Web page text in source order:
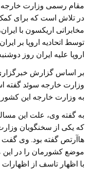
مقام رسمی وزارت خارجه
در تلاش است که برای
مخابراتی اریکسون با
توسط اتحادیه اروپا بر
اروپا علیه ایران روز دوشنبه ۲۴ مهرماه به تصویب
بر اساس گزارش
وزارت خارجه سوئد گفته
به وزارت خارجه این
به گفته وی، علت این
که یکی از سخنگویان
هاآرتص گفته بود. وی گفت
موضع کشورمان را در
با اظهار تاسف از